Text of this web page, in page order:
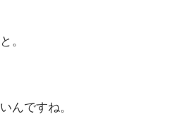
。
んですね。